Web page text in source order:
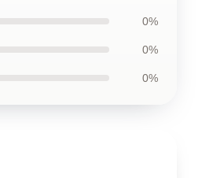
0%
0%
0%